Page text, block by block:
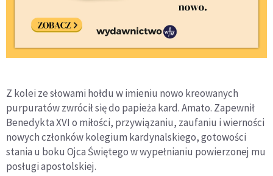
Z kolei ze słowami hołdu w imieniu nowo kreowanych
purpuratów zwrócił się do papieża kard. Amato. Zapewnił
Benedykta XVI o miłości, przywiązaniu, zaufaniu i wierności
nowych członków kolegium kardynalskiego, gotowości
stania u boku Ojca Świętego w wypełnianiu powierzonej mu
posługi apostolskiej.